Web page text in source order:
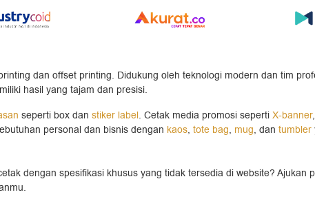
dan offset printing. Didukung oleh teknologi modern dan tim
hasil yang tajam dan presisi.
seperti box dan stiker label. Cetak media promosi seperti X-banner,
personal dan bisnis dengan kaos, tote bag, mug, dan tumbler
dengan spesifikasi khusus yang tidak tersedia di website? Ajukan